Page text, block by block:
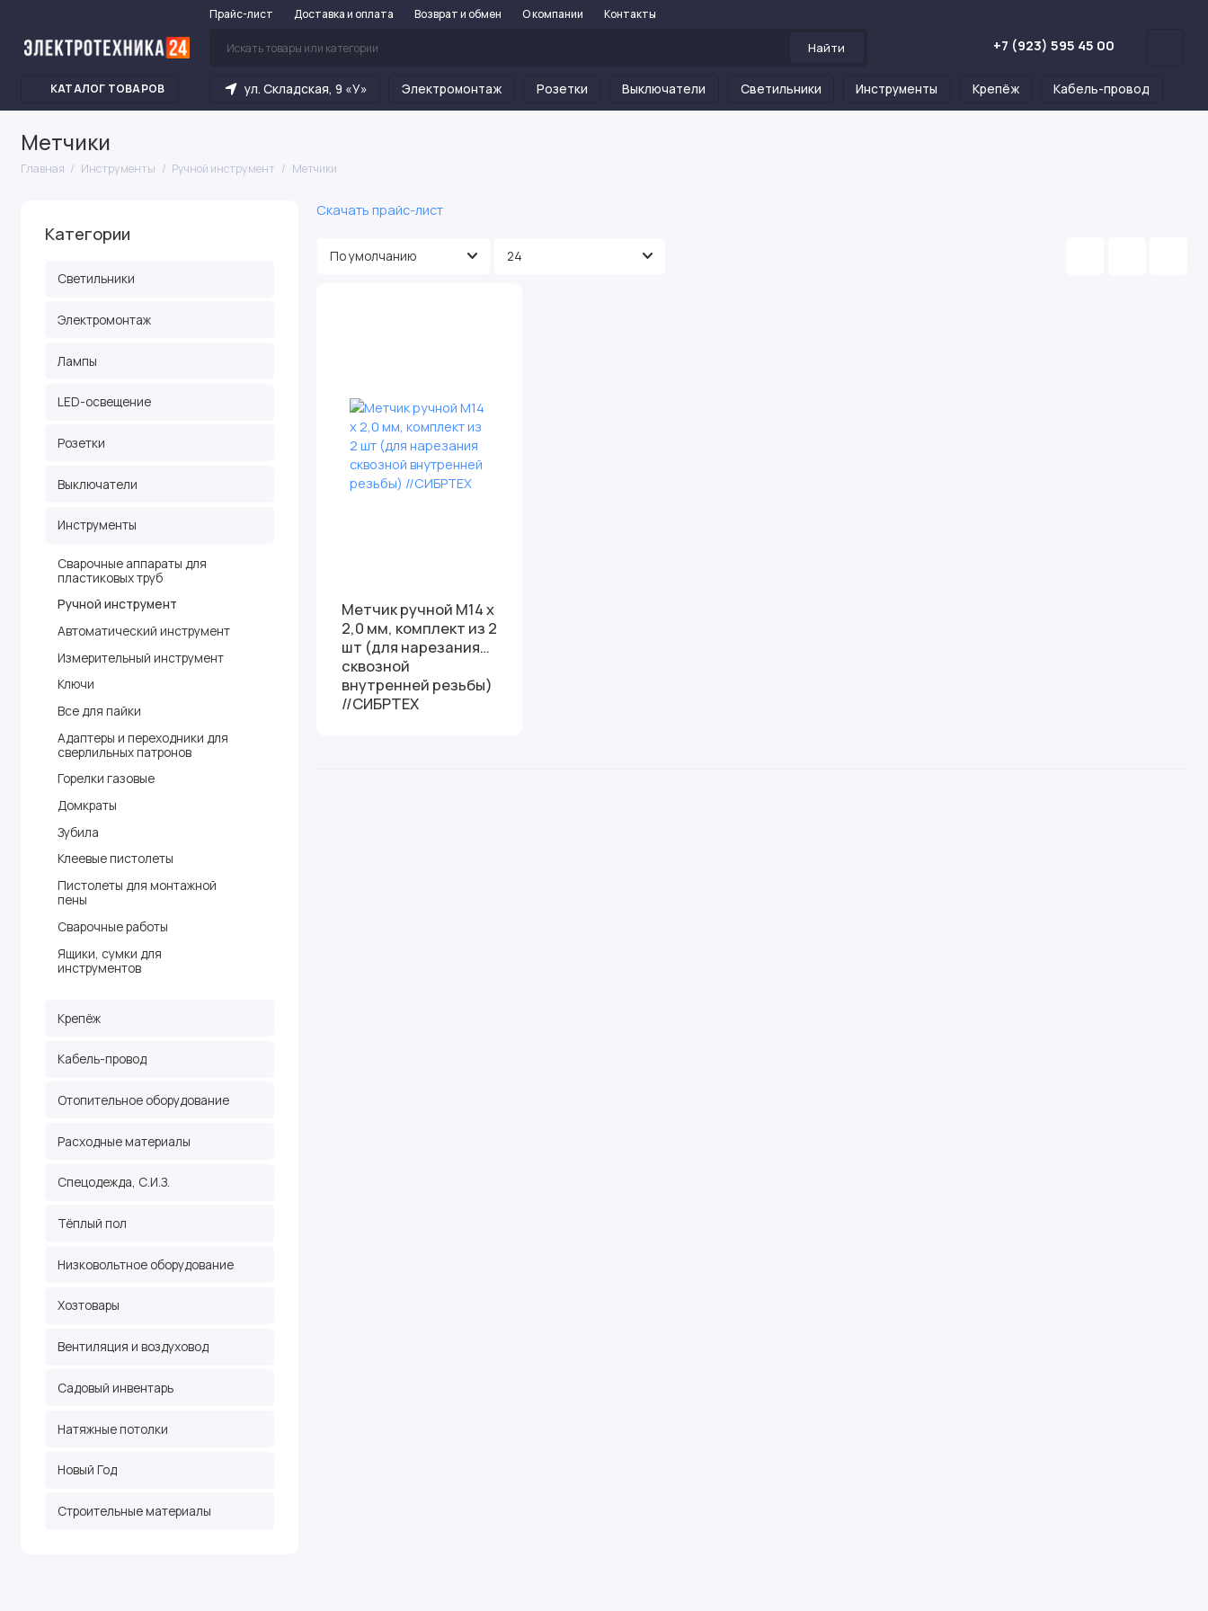
Прайс-лист Доставка и оплата Возврат и обмен О компании Контакты
Найти +7 (923) 595 45 00
КАТАЛОГ ТОВАРОВ ул. Складская, 9 «У» Электромонтаж Розетки Выключатели Светильники Инструменты Крепёж Кабель-провод
Метчики
Главная Инструменты Ручной инструмент Метчики
Категории
Светильники
Электромонтаж
Лампы
LED-освещение
Розетки
Выключатели
Инструменты
Сварочные аппараты для
пластиковых труб
Ручной инструмент
Автоматический инструмент
Измерительный инструмент
Ключи
Все для пайки
Адаптеры и переходники для
сверлильных патронов
Горелки газовые
Домкраты
Зубила
Клеевые пистолеты
Пистолеты для монтажной
пены
Сварочные работы
Ящики, сумки для
инструментов
Крепёж
Кабель-провод
Отопительное оборудование
Расходные материалы
Спецодежда, С.И.З.
Тёплый пол
Низковольтное оборудование
Хозтовары
Вентиляция и воздуховод
Садовый инвентарь
Натяжные потолки
Новый Год
Строительные материалы
Скачать прайс-лист
Метчик ручной М14 х
2,0 мм, комплект из 2
шт (для нарезания
сквозной
внутренней резьбы)
//СИБРТЕХ